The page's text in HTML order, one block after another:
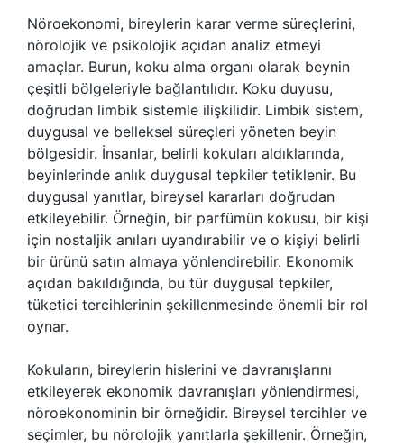
Nöroekonomi, bireylerin karar verme süreçlerini,
nörolojik ve psikolojik açıdan analiz etmeyi
amaçlar. Burun, koku alma organı olarak beynin
çeşitli bölgeleriyle bağlantılıdır. Koku duyusu,
doğrudan limbik sistemle ilişkilidir. Limbik sistem,
duygusal ve belleksel süreçleri yöneten beyin
bölgesidir. İnsanlar, belirli kokuları aldıklarında,
beyinlerinde anlık duygusal tepkiler tetiklenir. Bu
duygusal yanıtlar, bireysel kararları doğrudan
etkileyebilir. Örneğin, bir parfümün kokusu, bir kişi
için nostaljik anıları uyandırabilir ve o kişiyi belirli
bir ürünü satın almaya yönlendirebilir. Ekonomik
açıdan bakıldığında, bu tür duygusal tepkiler,
tüketici tercihlerinin şekillenmesinde önemli bir rol
oynar.
Kokuların, bireylerin hislerini ve davranışlarını
etkileyerek ekonomik davranışları yönlendirmesi,
nöroekonominin bir örneğidir. Bireysel tercihler ve
seçimler, bu nörolojik yanıtlarla şekillenir. Örneğin,